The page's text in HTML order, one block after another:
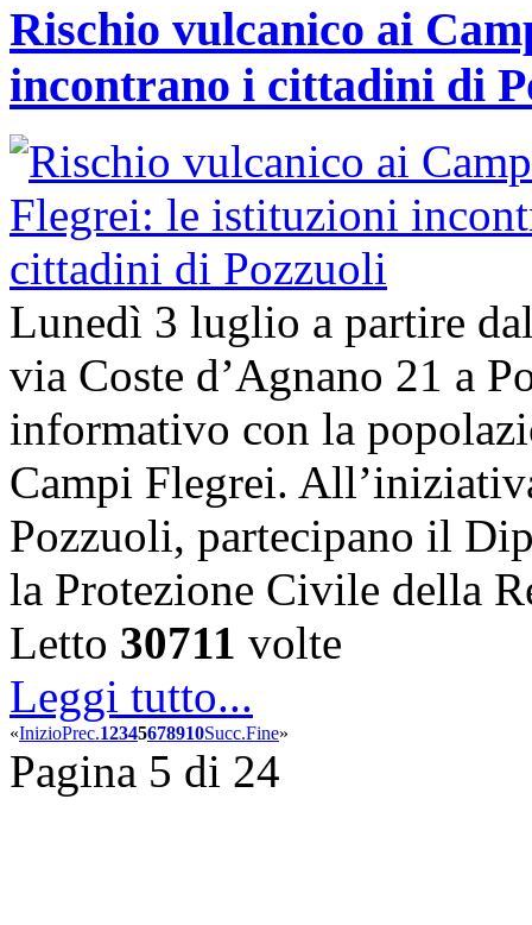
Rischio vulcanico ai
incontrano i cittadini di
Lunedì 3 luglio a partire
via Coste d’Agnano 21 a
informativo con la
Campi Flegrei.
Pozzuoli, partecipano il
la Protezione Civile della
Letto 30711 volte
Leggi tutto...
«InizioPrec.12345678910Succ.Fine»
Pagina 5 di 24